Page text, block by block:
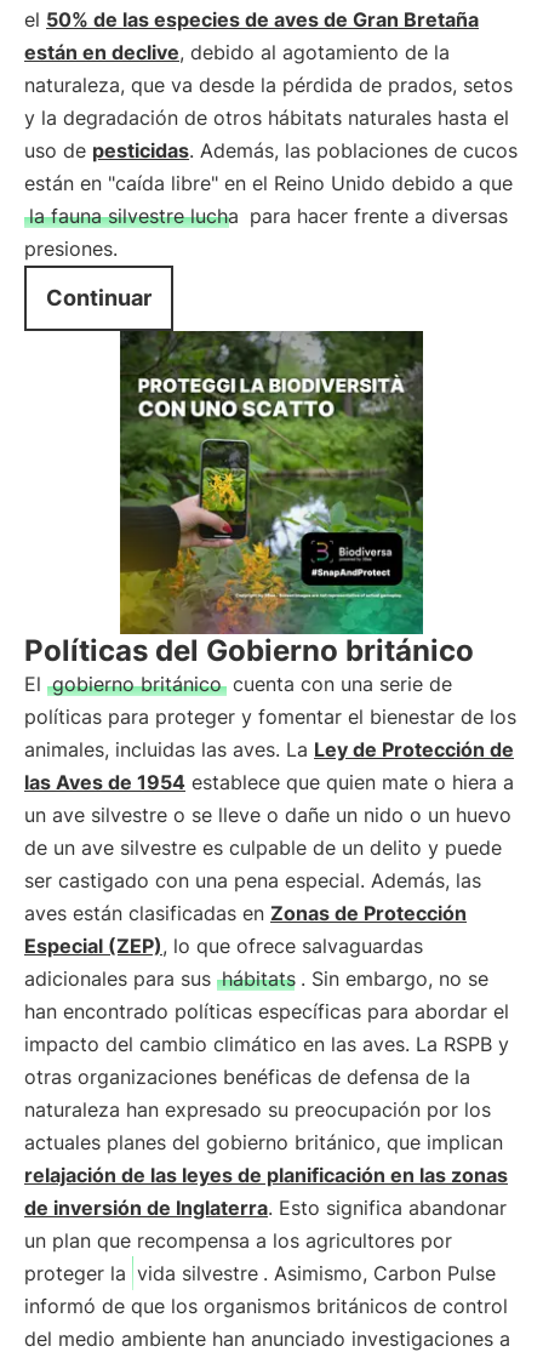
el 50% de las especies de aves de Gran Bretaña
están en declive, debido al agotamiento de la
naturaleza, que va desde la pérdida de prados, setos
y la degradación de otros hábitats naturales hasta el
uso de pesticidas. Además, las poblaciones de cucos
están en "caída libre" en el Reino Unido debido a que
la fauna silvestre lucha para hacer frente a diversas
presiones.
Continuar
Políticas del Gobierno británico
El gobierno británico cuenta con una serie de
políticas para proteger y fomentar el bienestar de los
animales, incluidas las aves. La Ley de Protección de
las Aves de 1954 establece que quien mate o hiera a
un ave silvestre o se lleve o dañe un nido o un huevo
de un ave silvestre es culpable de un delito y puede
ser castigado con una pena especial. Además, las
aves están clasificadas en Zonas de Protección
Especial (ZEP), lo que ofrece salvaguardas
adicionales para sus hábitats . Sin embargo, no se
han encontrado políticas específicas para abordar el
impacto del cambio climático en las aves. La RSPB y
otras organizaciones benéficas de defensa de la
naturaleza han expresado su preocupación por los
actuales planes del gobierno británico, que implican
relajación de las leyes de planificación en las zonas
de inversión de Inglaterra. Esto significa abandonar
un plan que recompensa a los agricultores por
proteger la vida silvestre . Asimismo, Carbon Pulse
informó de que los organismos británicos de control
del medio ambiente han anunciado investigaciones a